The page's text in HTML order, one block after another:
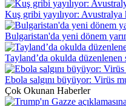
Kuş gribi yayılıyor: Avustralya
Bulgaristan'da yeni dönem
Tayland’da okulda düzenlenen
Ebola salgını büyüyor: Virüs
Çok Okunan Haberler